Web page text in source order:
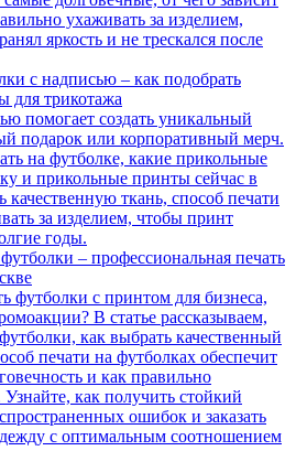
ухаживать за изделием,
яркость и не трескался после
с надписью – как подобрать
для трикотажа
помогает создать уникальный
подарок или корпоративный мерч.
на футболке, какие прикольные
и прикольные принты сейчас в
качественную ткань, способ печати
за изделием, чтобы принт
годы.
– профессиональная печать
футболки с принтом для бизнеса,
В статье рассказываем,
как выбрать качественный
печати на футболках обеспечит
и как правильно
Узнайте, как получить стойкий
ошибок и заказать
с оптимальным соотношением